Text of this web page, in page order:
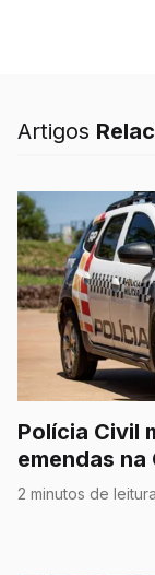
Artigos
Polícia Civil
emendas
é afastado
2 minutos de leitura